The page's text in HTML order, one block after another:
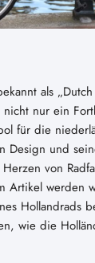
als
nur ein
für die
Design und
von
Artikel werden
Hollandrads
wie die